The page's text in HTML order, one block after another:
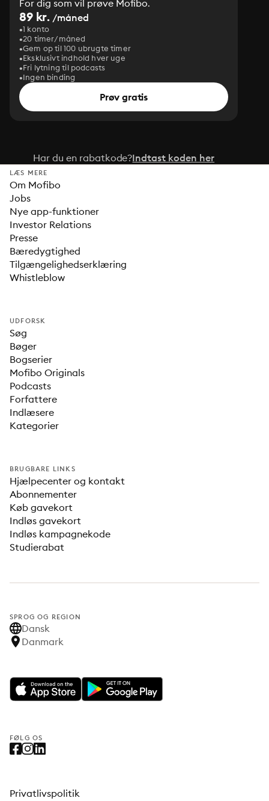
For dig som vil prøve Mofibo.
89 kr. /måned
1 konto
20 timer/måned
Gem op til 100 ubrugte timer
Eksklusivt indhold hver uge
Fri lytning til podcasts
Ingen binding
Prøv gratis
Har du en rabatkode?Indtast koden her
LÆS MERE
Om Mofibo
Jobs
Nye app-funktioner
Investor Relations
Presse
Bæredygtighed
Tilgængelighedserklæring
Whistleblow
UDFORSK
Søg
Bøger
Bogserier
Mofibo Originals
Podcasts
Forfattere
Indlæsere
Kategorier
BRUGBARE LINKS
Hjælpecenter og kontakt
Abonnementer
Køb gavekort
Indløs gavekort
Indløs kampagnekode
Studierabat
SPROG OG REGION
Dansk
Danmark
FØLG OS
Privatlivspolitik